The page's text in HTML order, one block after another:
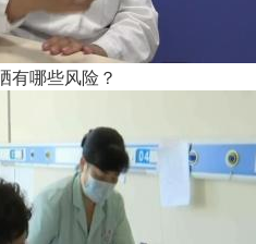
有哪些风险？